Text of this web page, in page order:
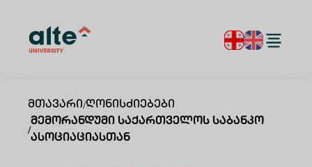
Მთავარი/Ღონისძიებები
/
Მემორანდუმი Საქართველოს Საბანკო
Ასოციაციასთან